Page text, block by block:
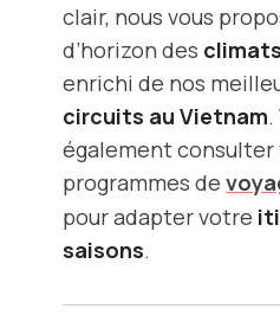
clair, nous vous
d’horizon des
enrichi de nos
circuits au Vietnam.
également consulter
programmes de
pour adapter votre
saisons.